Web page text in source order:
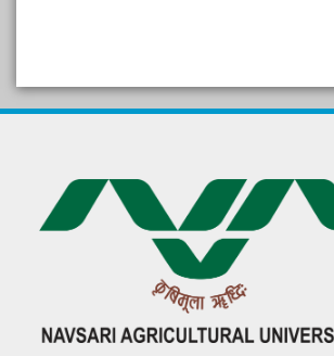
in Gujarati
દેશી ગાય આધારિત પ્રાકૃતિક ખેતી
गुणवत्ता युक्त कृषि-शिक्षा एक पहल" - भारतीय
कृषि अनुसंधान परिषद की 25वीं अखिल
भारतीय कृषि प्रवेश परीक्षा 2020